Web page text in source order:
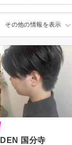
その他の情報を表示
国分寺